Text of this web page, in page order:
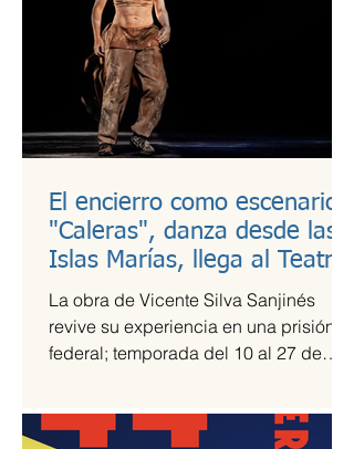
El encierro como escenario:
"Caleras", danza desde las
Islas Marías, llega al Teatro
Guillermina Bravo
La obra de Vicente Silva Sanjinés
revive su experiencia en una prisión
federal; temporada del 10 al 27 de